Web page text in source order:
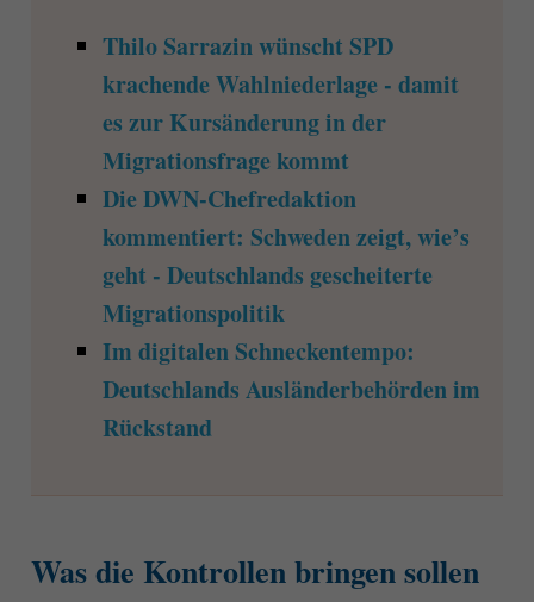
Thilo Sarrazin wünscht SPD
krachende Wahlniederlage - damit
es zur Kursänderung in der
Migrationsfrage kommt
Die DWN-Chefredaktion
kommentiert: Schweden zeigt, wie’s
geht - Deutschlands gescheiterte
Migrationspolitik
Im digitalen Schneckentempo:
Deutschlands Ausländerbehörden im
Rückstand
Was die Kontrollen bringen sollen